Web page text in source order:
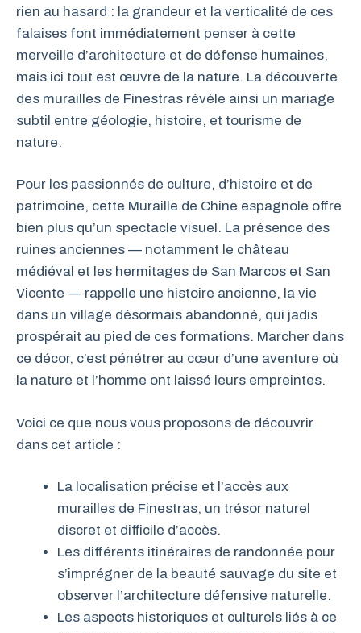
rien au hasard : la grandeur et la verticalité de ces
falaises font immédiatement penser à cette
merveille d’architecture et de défense humaines,
mais ici tout est œuvre de la nature. La découverte
des murailles de Finestras révèle ainsi un mariage
subtil entre géologie, histoire, et tourisme de
nature.
Pour les passionnés de culture, d’histoire et de
patrimoine, cette Muraille de Chine espagnole offre
bien plus qu’un spectacle visuel. La présence des
ruines anciennes — notamment le château
médiéval et les hermitages de San Marcos et San
Vicente — rappelle une histoire ancienne, la vie
dans un village désormais abandonné, qui jadis
prospérait au pied de ces formations. Marcher dans
ce décor, c’est pénétrer au cœur d’une aventure où
la nature et l’homme ont laissé leurs empreintes.
Voici ce que nous vous proposons de découvrir
dans cet article :
La localisation précise et l’accès aux
murailles de Finestras, un trésor naturel
discret et difficile d’accès.
Les différents itinéraires de randonnée pour
s’imprégner de la beauté sauvage du site et
observer l’architecture défensive naturelle.
Les aspects historiques et culturels liés à ce